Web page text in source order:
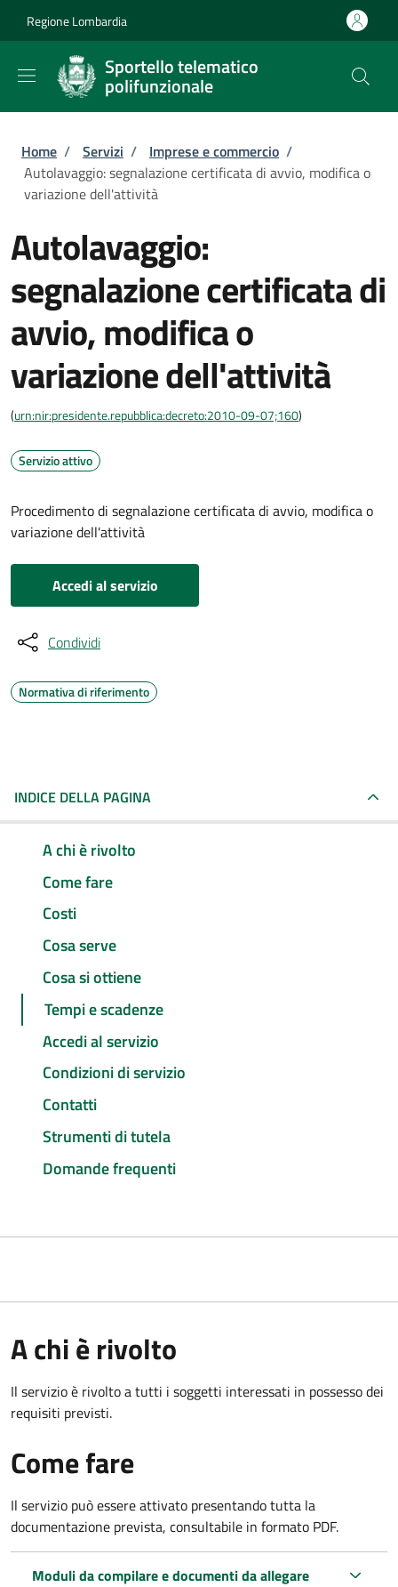
Regione Lombardia
Sportello telematico
polifunzionale
Briciole di pane
Home / Servizi / Imprese e commercio /
Autolavaggio: segnalazione certificata di avvio, modifica o
variazione dell'attività
Autolavaggio:
segnalazione certificata di
avvio, modifica o
variazione dell'attività
(urn:nir:presidente.repubblica:decreto:2010-09-07;160)
Servizio attivo
Procedimento di segnalazione certificata di avvio, modifica o
variazione dell'attività
Accedi al servizio
Condividi
Normativa di riferimento
INDICE DELLA PAGINA
A chi è rivolto
Come fare
Costi
Cosa serve
Cosa si ottiene
Tempi e scadenze
Accedi al servizio
Condizioni di servizio
Contatti
Strumenti di tutela
Domande frequenti
A chi è rivolto
Il servizio è rivolto a tutti i soggetti interessati in possesso dei
requisiti previsti.
Come fare
Il servizio può essere attivato presentando tutta la
documentazione prevista, consultabile in formato PDF.
Moduli da compilare e documenti da allegare